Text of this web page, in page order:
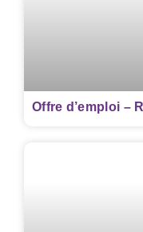
Offre d’emploi –